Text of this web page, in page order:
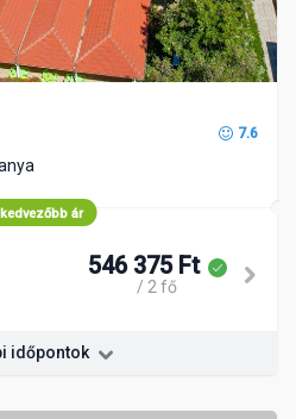
7.6
ár
546 375 Ft
/ 2 fő
időpontok